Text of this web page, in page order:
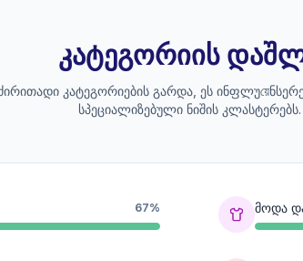
კატეგორიის
კატეგორიების გარდა, ეს
სპეციალიზებული ნიშის კლასტერებს.
67% მოდა